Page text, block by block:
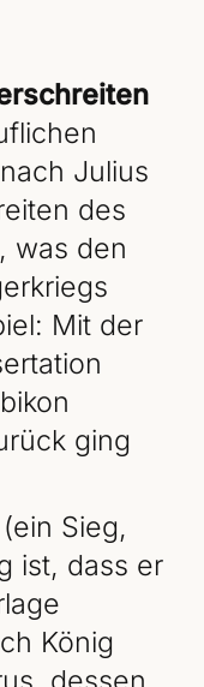
Julius
des
was den
Mit der
ging
Sieg,
ist, dass er
König
dessen